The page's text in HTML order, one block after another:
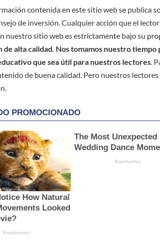
contenida en este sitio web se publica
de inversión. Cualquier acción que el
nuestro sitio web es estrictamente bajo su
de alta calidad. Nos tomamos nuestro
que sea útil para nuestros lectores.
de buena calidad. Pero nuestros